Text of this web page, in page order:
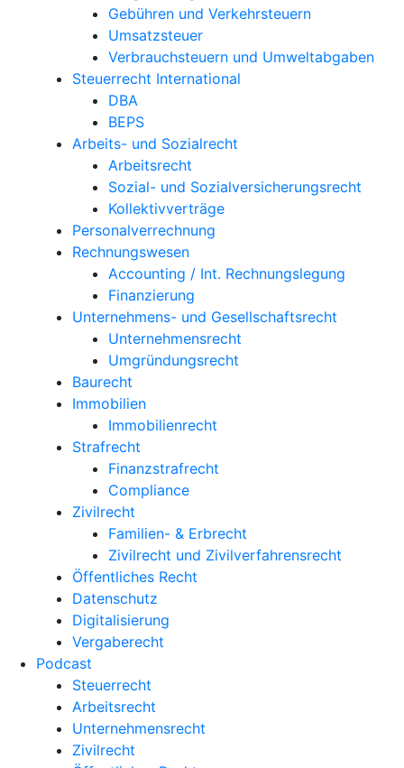
Gebühren und Verkehrsteuern
Umsatzsteuer
Verbrauchsteuern und Umweltabgaben
Steuerrecht International
DBA
BEPS
Arbeits- und Sozialrecht
Arbeitsrecht
Sozial- und Sozialversicherungsrecht
Kollektivverträge
Personalverrechnung
Rechnungswesen
Accounting / Int. Rechnungslegung
Finanzierung
Unternehmens- und Gesellschaftsrecht
Unternehmensrecht
Umgründungsrecht
Baurecht
Immobilien
Immobilienrecht
Strafrecht
Finanzstrafrecht
Compliance
Zivilrecht
Familien- & Erbrecht
Zivilrecht und Zivilverfahrensrecht
Öffentliches Recht
Datenschutz
Digitalisierung
Vergaberecht
Podcast
Steuerrecht
Arbeitsrecht
Unternehmens­recht
Zivilrecht